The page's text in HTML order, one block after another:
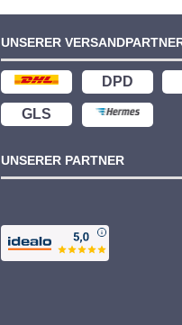
UNSERER
DPD
GLS
UNSERER PARTNER